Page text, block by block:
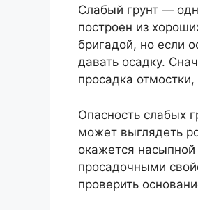
Слабый грунт —
построен из
бригадой, но если
давать осадку.
просадка
Опасность слабых
может выглядеть
окажется
просадочными
проверить